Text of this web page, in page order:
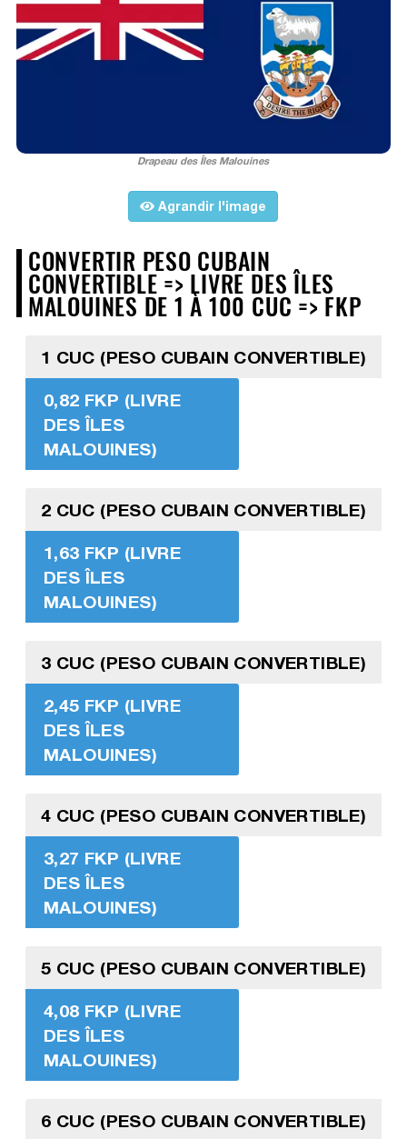
Drapeau des Îles Malouines
Agrandir l'image
CONVERTIR PESO CUBAIN
CONVERTIBLE => LIVRE DES ÎLES
MALOUINES DE 1 À 100 CUC => FKP
1 CUC (PESO CUBAIN CONVERTIBLE)
0,82 FKP (LIVRE
DES ÎLES
MALOUINES)
2 CUC (PESO CUBAIN CONVERTIBLE)
1,63 FKP (LIVRE
DES ÎLES
MALOUINES)
3 CUC (PESO CUBAIN CONVERTIBLE)
2,45 FKP (LIVRE
DES ÎLES
MALOUINES)
4 CUC (PESO CUBAIN CONVERTIBLE)
3,27 FKP (LIVRE
DES ÎLES
MALOUINES)
5 CUC (PESO CUBAIN CONVERTIBLE)
4,08 FKP (LIVRE
DES ÎLES
MALOUINES)
6 CUC (PESO CUBAIN CONVERTIBLE)